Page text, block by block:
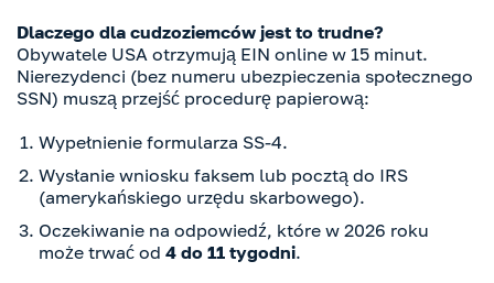
Dlaczego dla cudzoziemców jest to trudne?
Obywatele USA otrzymują EIN online w 15 minut.
Nierezydenci (bez numeru ubezpieczenia społecznego
SSN) muszą przejść procedurę papierową:
Wypełnienie formularza SS-4.
Wysłanie wniosku faksem lub pocztą do IRS
(amerykańskiego urzędu skarbowego).
Oczekiwanie na odpowiedź, które w 2026 roku
może trwać od 4 do 11 tygodni.